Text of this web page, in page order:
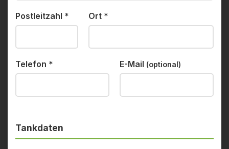
Postleitzahl * Ort *
Telefon * E-Mail (optional)
Tankdaten